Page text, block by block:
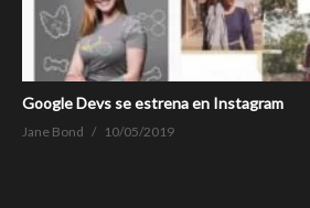
Google Devs se estrena en Instagram
Jane Bond 10/05/2019